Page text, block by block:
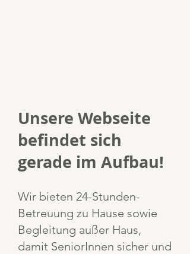
Unsere Webseite
befindet sich
gerade im Aufbau!
Wir bieten 24-Stunden-
Betreuung zu Hause sowie
Begleitung außer Haus,
damit SeniorInnen sicher und